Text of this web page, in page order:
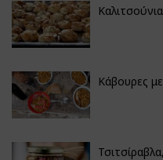
Κάβουρες